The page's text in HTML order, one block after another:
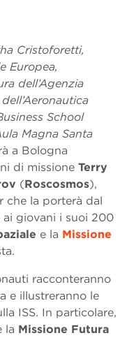
Cristoforetti,
Europea,
dell’Agenzia
School
Magna Santa
a Bologna
di missione Terry
(Roscosmos),
che la porterà dal
ai giovani i suoi 200
e la Missione
racconteranno
e illustreranno le
ISS. In particolare,
la Missione Futura